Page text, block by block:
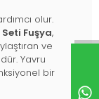
olur.
Fuşya,
ve
Yavru
bir